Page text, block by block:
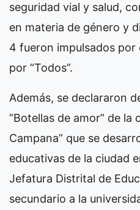
seguridad vial y salud,
en materia de género y
4 fueron impulsados por
por “Todos”.
Además, se declararon
“Botellas de amor” de la
Campana” que se
educativas de la ciudad
Jefatura Distrital de
secundario a la